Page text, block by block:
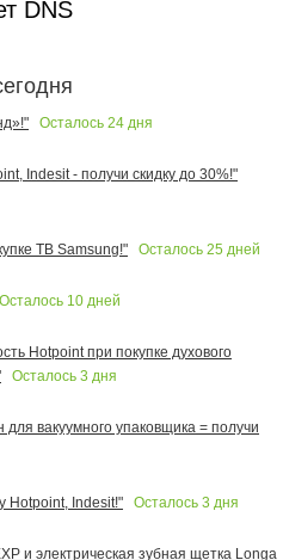
DNS
Осталось 24 дня
Indesit - получи скидку до 30%!"
ТВ Samsung!"
Осталось 25 дней
Осталось 10 дней
Hotpoint при покупке духового
Осталось 3 дня
вакуумного упаковщика = получи
Hotpoint, Indesit!"
Осталось 3 дня
и электрическая зубная щетка Longa